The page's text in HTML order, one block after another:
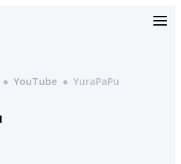
● YouTube ● YuraPaPu